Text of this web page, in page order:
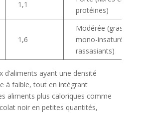
1,1
protéines)
1,6
Modérée (gras
mono-insaturés
rassasiants)
d’aliments ayant une densité
à faible, tout en intégrant
aliments plus caloriques comme
noir en petites quantités,